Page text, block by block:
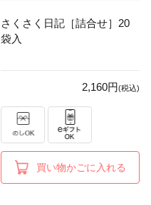
さくさく日記［詰合せ］20
袋入
2,160円(税込)
買い物かごに入れる